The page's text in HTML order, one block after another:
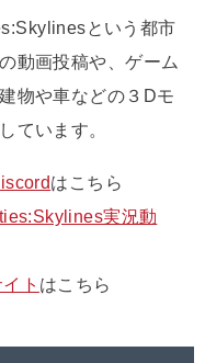
という都市
動画投稿や、ゲーム
物や車などの３Dモ
ています。
はこちら
実況動
ト はこちら